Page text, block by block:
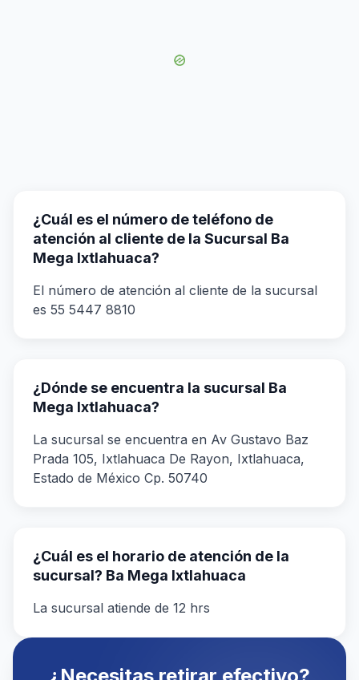
¿Cuál es el número de teléfono de
atención al cliente de la Sucursal Ba
Mega Ixtlahuaca?
El número de atención al cliente de la sucursal
es 55 5447 8810
¿Dónde se encuentra la sucursal Ba
Mega Ixtlahuaca?
La sucursal se encuentra en Av Gustavo Baz
Prada 105, Ixtlahuaca De Rayon, Ixtlahuaca,
Estado de México Cp. 50740
¿Cuál es el horario de atención de la
sucursal? Ba Mega Ixtlahuaca
La sucursal atiende de 12 hrs